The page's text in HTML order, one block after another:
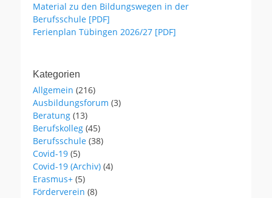
Material zu den Bildungswegen in der
Berufsschule [PDF]
Ferienplan Tübingen 2026/27 [PDF]
Kategorien
Allgemein (216)
Ausbildungsforum (3)
Beratung (13)
Berufskolleg (45)
Berufsschule (38)
Covid-19 (5)
Covid-19 (Archiv) (4)
Erasmus+ (5)
Förderverein (8)